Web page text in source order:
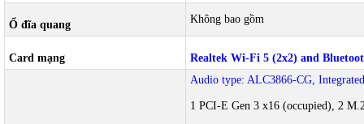
Ổ đĩa quang Không bao gồm
Card mạng Realtek Wi-Fi 5 (2x2) and
Audio type: ALC3866-CG,
1 PCI-E Gen 3 x16 (occupied), 2